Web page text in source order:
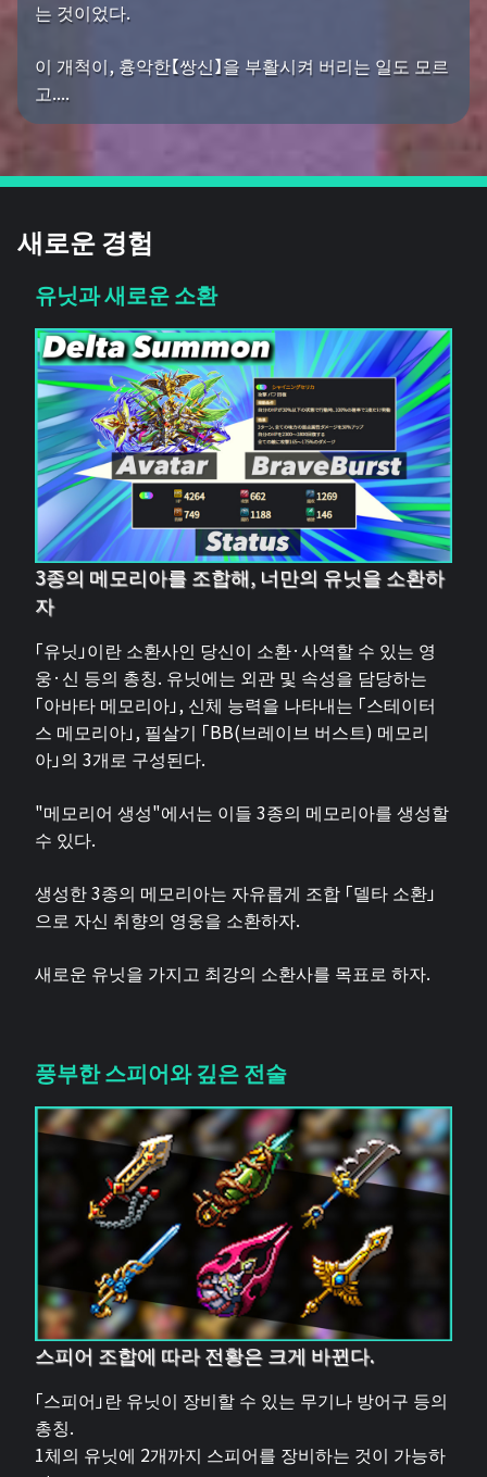
는 것이었다.
이 개척이, 흉악한【쌍신】을 부활시켜 버리는 일도 모르
고....
새로운 경험
유닛과 새로운 소환
3종의 메모리아를 조합해, 너만의 유닛을 소환하
자
「유닛」이란 소환사인 당신이 소환·사역할 수 있는 영
웅·신 등의 총칭. 유닛에는 외관 및 속성을 담당하는
「아바타 메모리아」, 신체 능력을 나타내는 「스테이터
스 메모리아」, 필살기 「BB(브레이브 버스트) 메모리
아」의 3개로 구성된다.
"메모리어 생성"에서는 이들 3종의 메모리아를 생성할
수 있다.
생성한 3종의 메모리아는 자유롭게 조합 「델타 소환」
으로 자신 취향의 영웅을 소환하자.
새로운 유닛을 가지고 최강의 소환사를 목표로 하자.
풍부한 스피어와 깊은 전술
스피어 조합에 따라 전황은 크게 바뀐다.
「스피어」란 유닛이 장비할 수 있는 무기나 방어구 등의
총칭.
1체의 유닛에 2개까지 스피어를 장비하는 것이 가능하